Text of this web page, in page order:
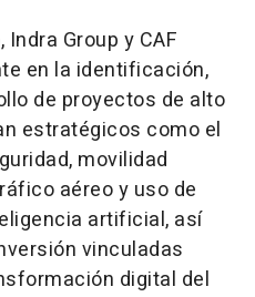
Group y CAF
en la identificación,
de proyectos de alto
estratégicos como el
movilidad
aéreo y uso de
artificial, así
vinculadas
digital del